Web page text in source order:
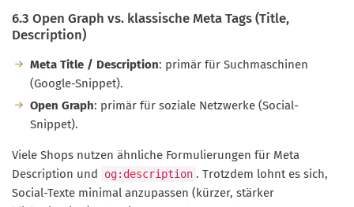
6.3 Open Graph vs. klassische Meta Tags (Title,
Description)
Meta Title / Description: primär für Suchmaschinen
(Google-Snippet).
Open Graph: primär für soziale Netzwerke (Social-
Snippet).
Viele Shops nutzen ähnliche Formulierungen für Meta
Description und
og:description . Trotzdem lohnt es sich,
Social-Texte minimal anzupassen (kürzer, stärker